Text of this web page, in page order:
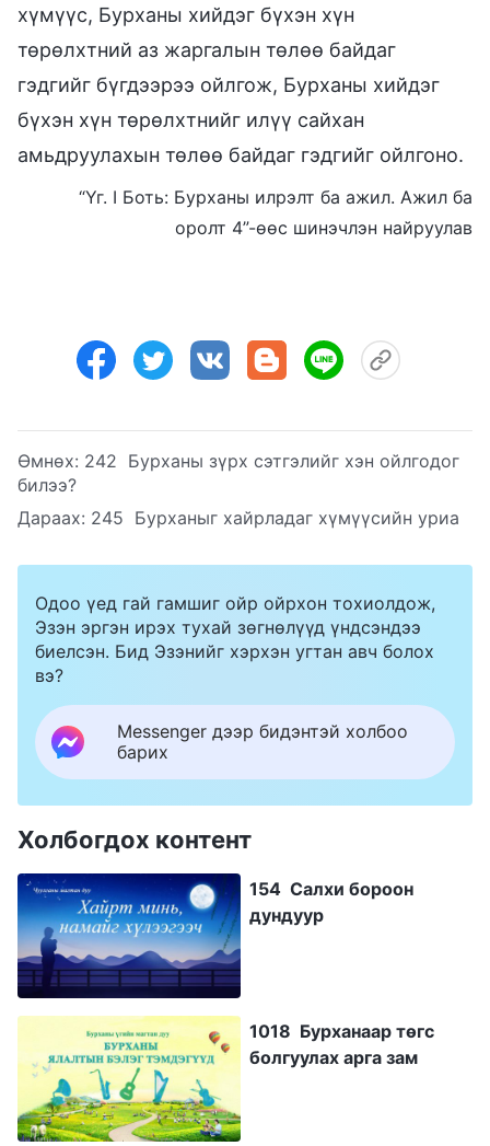
хүмүүс, Бурханы хийдэг бүхэн хүн
төрөлхтний аз жаргалын төлөө байдаг
гэдгийг бүгдээрээ ойлгож, Бурханы хийдэг
бүхэн хүн төрөлхтнийг илүү сайхан
амьдруулахын төлөө байдаг гэдгийг ойлгоно.
“Үг. I Боть: Бурханы илрэлт ба ажил. Ажил ба
оролт 4”-ѳѳс шинэчлэн найруулав
Өмнөх: 242 Бурханы зүрх сэтгэлийг хэн ойлгодог
билээ?
Дараах: 245 Бурханыг хайрладаг хүмүүсийн уриа
Одоо үед гай гамшиг ойр ойрхон тохиолдож,
Эзэн эргэн ирэх тухай зөгнөлүүд үндсэндээ
биелсэн. Бид Эзэнийг хэрхэн угтан авч болох
вэ?
Messenger дээр бидэнтэй холбоо
барих
Холбогдох контент
154 Салхи бороон
дундуур
1018 Бурханаар төгс
болгуулах арга зам